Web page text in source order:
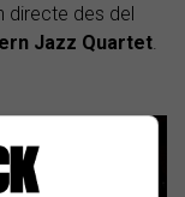
directe des del
Jazz Quartet.